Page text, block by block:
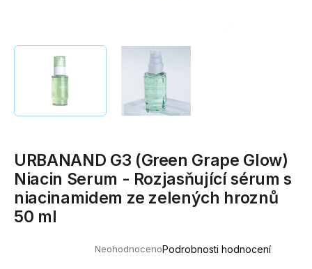
NeohodnocenoPodrobnosti hodnocení
URBANAND G3 (Green Grape Glow)
Niacin Serum - Rozjasňující sérum s
niacinamidem ze zelených hroznů
50 ml
í
HLEDAT
D